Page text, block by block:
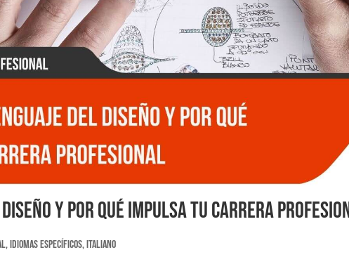
y por qué impulsa tu carrera
,Idiomas Específicos,Italiano